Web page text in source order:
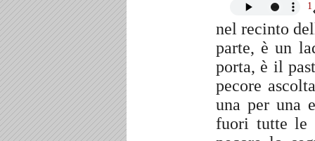
1
nel recinto
parte, è un
porta, è il
pecore
una per una
fuori tutte le